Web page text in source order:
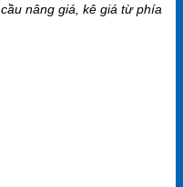
nâng giá, kê giá từ phía